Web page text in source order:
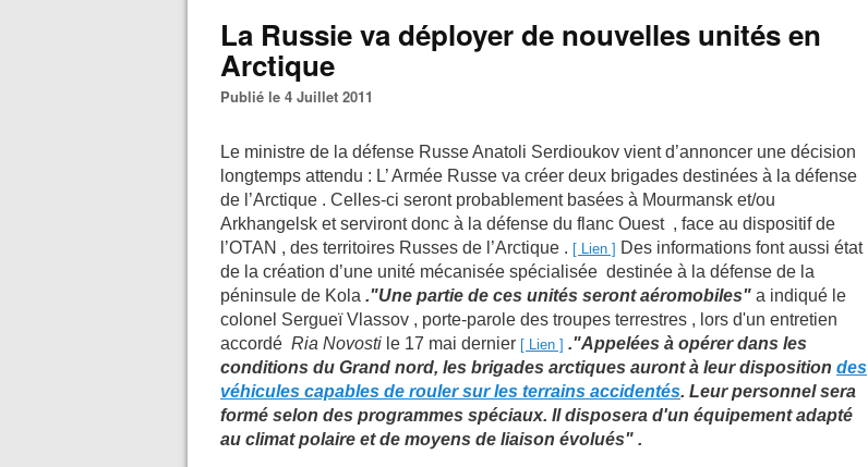
La Russie va déployer de nouvelles unités en
Arctique
Publié le 4 Juillet 2011
Le ministre de la défense Russe Anatoli Serdioukov vient d’annoncer une décision
longtemps attendu : L’ Armée Russe va créer deux brigades destinées à la défense
de l’Arctique . Celles-ci seront probablement basées à Mourmansk et/ou
Arkhangelsk et serviront donc à la défense du flanc Ouest , face au dispositif de
l’OTAN , des territoires Russes de l’Arctique . [ Lien ] Des informations font aussi état
de la création d’une unité mécanisée spécialisée destinée à la défense de la
péninsule de Kola ."Une partie de ces unités seront aéromobiles" a indiqué le
colonel Sergueï Vlassov , porte-parole des troupes terrestres , lors d'un entretien
accordé Ria Novosti le 17 mai dernier [ Lien ] ."Appelées à opérer dans les
conditions du Grand nord, les brigades arctiques auront à leur disposition des
véhicules capables de rouler sur les terrains accidentés. Leur personnel sera
formé selon des programmes spéciaux. Il disposera d'un équipement adapté
au climat polaire et de moyens de liaison évolués" .